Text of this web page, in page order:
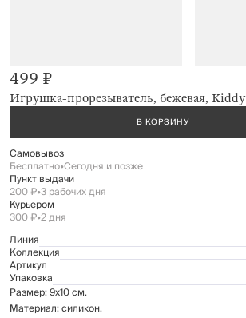
Игрушка-прорезыватель, бежевая, Kiddy
499 ₽
В КОРЗИНУ
Самовывоз
Бесплатно•Сегодня и позже
Пункт выдачи
200 ₽•3 рабочих дня
Курьером
300 ₽•2 дня
Линия
Коллекция
Артикул
Упаковка
Размер: 9х10 см.
Материал: силикон.